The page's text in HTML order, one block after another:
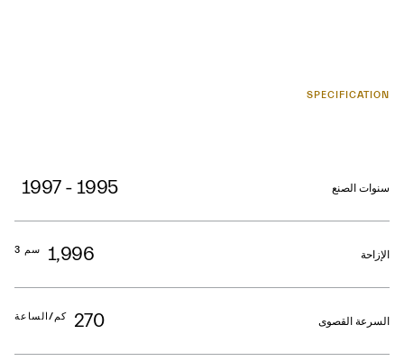
SPECIFICATION
سنوات الصنع 1995 - 1997
الإزاحة 1,996 سم 3
السرعة القصوى 270 كم/الساعة